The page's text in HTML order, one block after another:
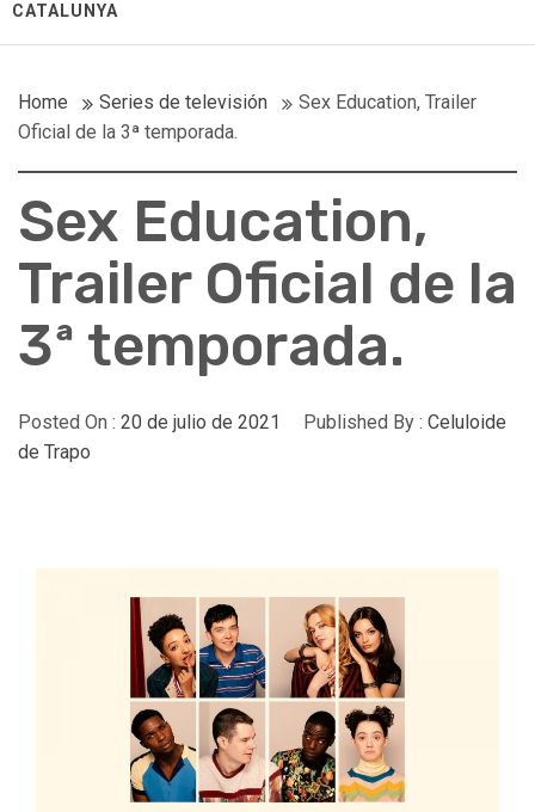
CATALUNYA
Home Series de televisión
Sex Education, Trailer
Oficial de la 3ª temporada.
Sex Education,
Trailer Oficial de la
3ª temporada.
Posted On : 20 de julio de 2021 Published By : Celuloide
de Trapo